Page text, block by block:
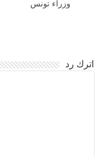
وزراء تونس
اترك رد